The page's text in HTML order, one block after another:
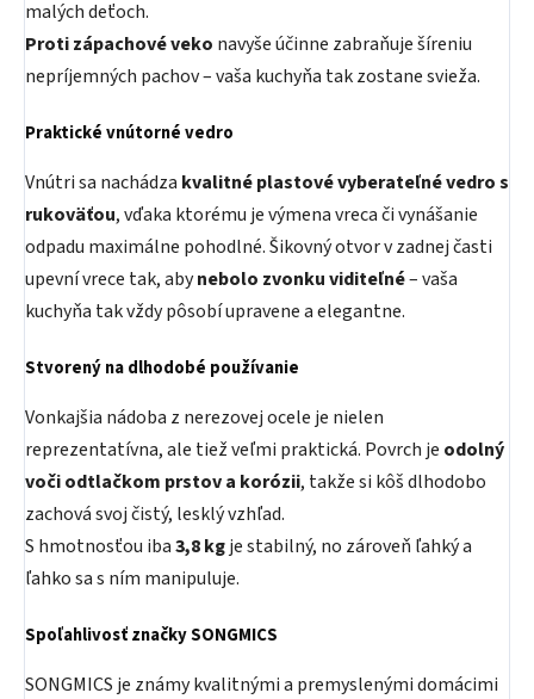
malých deťoch.
Proti zápachové veko navyše účinne zabraňuje šíreniu
nepríjemných pachov – vaša kuchyňa tak zostane svieža.
Praktické vnútorné vedro
Vnútri sa nachádza kvalitné plastové vyberateľné vedro s
rukoväťou, vďaka ktorému je výmena vreca či vynášanie
odpadu maximálne pohodlné. Šikovný otvor v zadnej časti
upevní vrece tak, abynebolo zvonku viditeľné– vaša
kuchyňa tak vždy pôsobí upravene a elegantne.
Stvorený na dlhodobé používanie
Vonkajšia nádoba z nerezovej ocele je nielen
reprezentatívna, ale tiež veľmi praktická. Povrch je odolný
voči odtlačkom prstov a korózii, takže si kôš dlhodobo
zachová svoj čistý, lesklý vzhľad.
S hmotnosťou iba3,8 kgje stabilný, no zároveň ľahký a
ľahko sa s ním manipuluje.
Spoľahlivosť značky SONGMICS
SONGMICS je známy kvalitnými a premyslenými domácimi